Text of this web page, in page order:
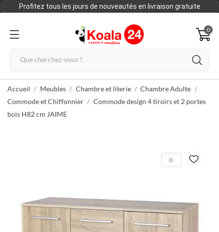
Profitez tous les jours de nouveautés en livraison gratuite
0
Accueil Meubles Chambre et literie
Chambre Adulte
Commode et Chiffonnier
Commode design 4 tiroirs et 2 portes
bois H82 cm JAIME
0